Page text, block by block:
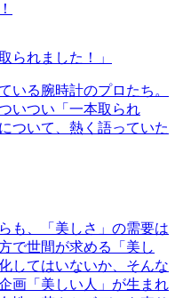
られました！」
いる腕時計のプロたち。
いつい「一本取られ
ついて、熱く語っていた
も、「美しさ」の需要は
で世間が求める「美し
してはいないか、そんな
画「美しい人」が生まれ